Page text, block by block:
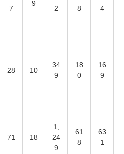
7
9
2
8
4
28 10
34
9
18
0
16
9
71 18
1,
24
9
61
8
63
1